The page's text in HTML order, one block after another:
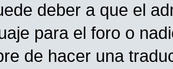
deber a que el
para el foro o
de hacer una